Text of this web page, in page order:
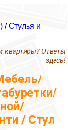
/Стулья и
квартиры? Ответы
здесь!
/ Стул